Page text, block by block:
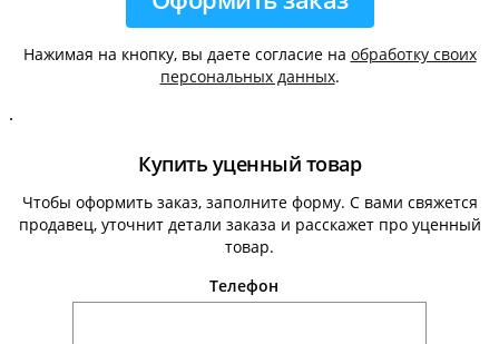
Нажимая на кнопку, вы даете согласие на обработку своих
персональных данных.
.
Купить уценный товар
Чтобы оформить заказ, заполните форму. С вами свяжется
продавец, уточнит детали заказа и расскажет про уценный
товар.
Телефон